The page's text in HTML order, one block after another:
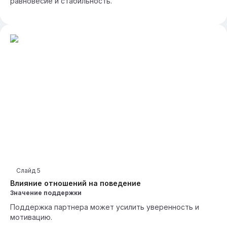
Влияние отношений на поведение
Слайд 5
Значение поддержки
Поддержка партнера может усилить уверенность и
мотивацию.